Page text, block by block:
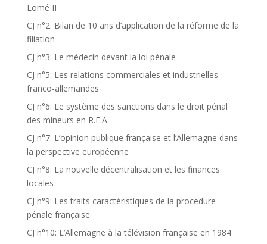
Lomé II
CJ n°2: Bilan de 10 ans d’application de la réforme de la
filiation
CJ n°3: Le médecin devant la loi pénale
CJ n°5: Les relations commerciales et industrielles
franco-allemandes
CJ n°6: Le système des sanctions dans le droit pénal
des mineurs en R.F.A.
CJ n°7: L’opinion publique française et l’Allemagne dans
la perspective européenne
CJ n°8: La nouvelle décentralisation et les finances
locales
CJ n°9: Les traits caractéristiques de la procedure
pénale française
CJ n°10: L’Allemagne à la télévision française en 1984